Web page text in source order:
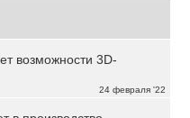
24 февраля '22
возможности 3D-